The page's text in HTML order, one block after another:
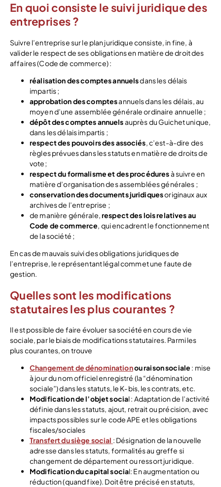
En quoi consiste le suivi juridique des
entreprises ?
Suivre l’entreprise sur le plan juridique consiste, in fine, à
valider le respect de ses obligations en matière de droit des
affaires (Code de commerce) :
réalisation des comptes annuelsdans les délais
impartis ;
approbation des comptesannuels dans les délais, au
moyen d’une assemblée générale ordinaire annuelle ;
dépôt des comptes annuelsauprès du Guichet unique,
dans les délais impartis ;
respect des pouvoirs des associés, c’est-à-dire des
règles prévues dans les statuts en matière de droits de
vote;
respect du formalisme et des procéduresà suivre en
matière d’organisation des assemblées générales ;
conservation des documents juridiquesoriginaux aux
archives de l’entreprise ;
de manière générale,respect des lois relatives au
Code de commerce, qui encadrent le fonctionnement
de la société ;
En cas de mauvais suivi des obligations juridiques de
l’entreprise, le représentant légal commet une faute de
gestion.
Quelles sont les modifications
statutaires les plus courantes ?
Il est possible de faire évoluer sa société en cours de vie
sociale, par le biais de modifications statutaires. Parmi les
plus courantes, on trouve
Changement de dénominationou raison sociale : mise
à jour du nom officiel enregistré (la “dénomination
sociale”) dans les statuts, le K‑bis, les contrats, etc.
Modification de l’objet social : Adaptation de l’activité
définie dans les statuts, ajout, retrait ou précision, avec
impacts possibles sur le code APE et les obligations
fiscales/sociales
Transfert du siège social : Désignation de la nouvelle
adresse dans les statuts, formalités au greffe si
changement de département ou ressort juridique.
Modification du capital social: En augmentation ou
réduction (quand fixe). Doit être précisé en statuts,